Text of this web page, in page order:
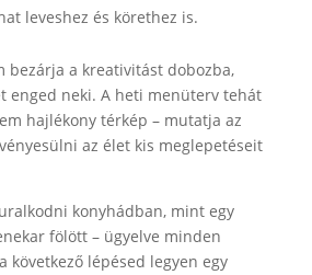
leveshez és körethez is.
bezárja a kreativitást dobozba,
enged neki. A heti menüterv tehát
hajlékony térkép – mutatja az
az élet kis meglepetéseit
konyhádban, mint egy
fölött – ügyelve minden
következő lépésed legyen egy